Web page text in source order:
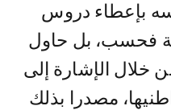
بإعطاء دروس
فحسب، بل حاول
خلال الإشارة إلى
مصدرا بذلك